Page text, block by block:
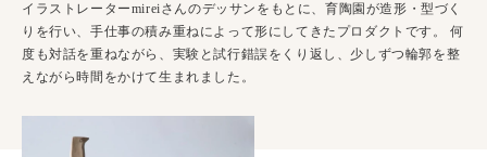
イラストレーターmireiさんのデッサンをもとに、育陶園が造形・型づく
りを行い、手仕事の積み重ねによって形にしてきたプロダクトです。 何
度も対話を重ねながら、実験と試行錯誤をくり返し、少しずつ輪郭を整
えながら時間をかけて生まれました。